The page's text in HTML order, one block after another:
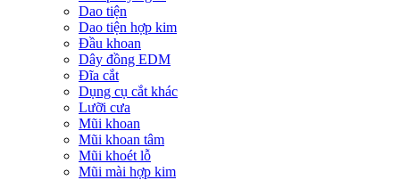
Dao tiện
Dao tiện hợp kim
Đầu khoan
Dây đồng EDM
Đĩa cắt
Dụng cụ cắt khác
Lưỡi cưa
Mũi khoan
Mũi khoan tâm
Mũi khoét lỗ
Mũi mài hợp kim